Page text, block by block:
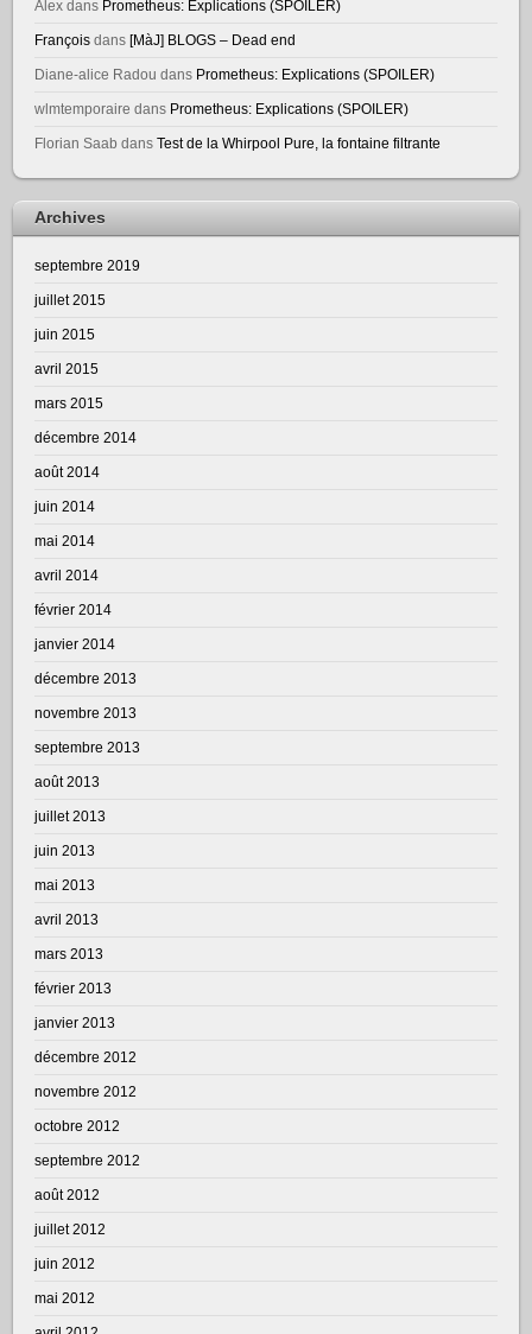
Alex dans Prometheus: Explications (SPOILER)
François dans [MàJ] BLOGS – Dead end
Diane-alice Radou dans Prometheus: Explications (SPOILER)
wlmtemporaire dans Prometheus: Explications (SPOILER)
Florian Saab dansTest de la Whirpool Pure, la fontaine filtrante
Archives
septembre 2019
juillet 2015
juin 2015
avril 2015
mars 2015
décembre 2014
août 2014
juin 2014
mai 2014
avril 2014
février 2014
janvier 2014
décembre 2013
novembre 2013
septembre 2013
août 2013
juillet 2013
juin 2013
mai 2013
avril 2013
mars 2013
février 2013
janvier 2013
décembre 2012
novembre 2012
octobre 2012
septembre 2012
août 2012
juillet 2012
juin 2012
mai 2012